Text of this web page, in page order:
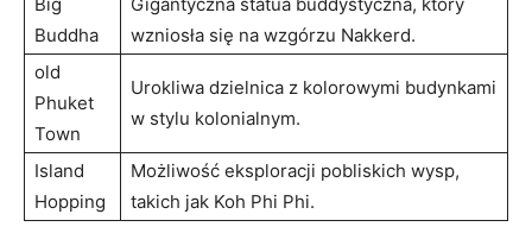
Buddha
wzniosła się na wzgórzu Nakkerd.
old
Phuket⁣
Town
Urokliwa dzielnica z kolorowymi budynkami
w ⁣stylu kolonialnym.
Island
Hopping
Możliwość eksploracji ​pobliskich wysp,
takich jak Koh Phi Phi.